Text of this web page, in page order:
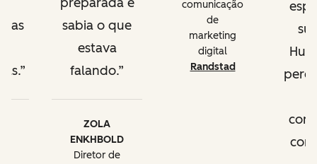
as
sabia o que
estava
falando.
ZOLA
ENKHBOLD
Diretor de
comunicação
de
marketing
digital
Randstad